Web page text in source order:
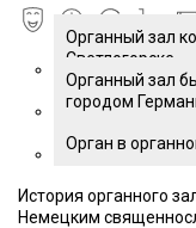
Органный зал
Светлогорске
Органный зал
городом
Орган в
История органного
Немецким